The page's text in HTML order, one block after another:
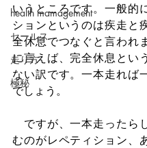
health mamagement
セールス
走り方
極秘
いうところです。一般的
ションというのは疾走と
全休息でつなぐと言われ
に言えば、完全休息とい
ない訳です。一本走れば
でしょう。
ですが、一本走ったら
むのがレペティション、